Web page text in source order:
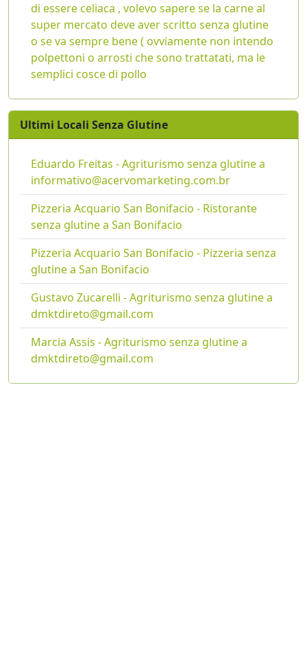
di essere celiaca , volevo sapere se la carne al
super mercato deve aver scritto senza glutine
o se va sempre bene ( ovviamente non intendo
polpettoni o arrosti che sono trattatati, ma le
semplici cosce di pollo
Ultimi Locali Senza Glutine
Eduardo Freitas - Agriturismo senza glutine a
informativo@acervomarketing.com.br
Pizzeria Acquario San Bonifacio - Ristorante
senza glutine a San Bonifacio
Pizzeria Acquario San Bonifacio - Pizzeria senza
glutine a San Bonifacio
Gustavo Zucarelli - Agriturismo senza glutine a
dmktdireto@gmail.com
Marcia Assis - Agriturismo senza glutine a
dmktdireto@gmail.com